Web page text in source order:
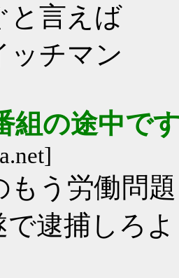
と言えば
ッチマン
組の途中で
もう労働問
逮捕しろよ